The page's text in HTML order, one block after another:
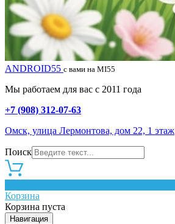
ANDROID55 с вами на MI55
Мы работаем для вас с 2011 года
+7 (908) 312-07-63
Омск, улица Лермонтова, дом 22, 1 этаж
Поиск
Корзина
Корзина пуста
Навигация